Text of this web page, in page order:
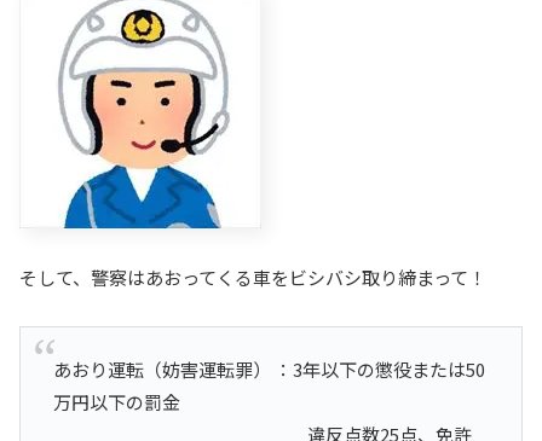
そして、警察はあおってくる車をビシバシ取り締まって！
あおり運転（妨害運転罪） ：3年以下の懲役または50
万円以下の罰金
違反点数25点、免許